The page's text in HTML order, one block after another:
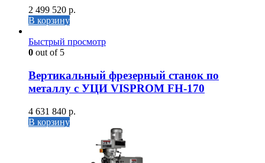
2 499 520 р.
В корзину
Быстрый просмотр
0 out of 5
Вертикальный фрезерный станок по
металлу с УЦИ VISPROM FH-170
4 631 840 р.
В корзину